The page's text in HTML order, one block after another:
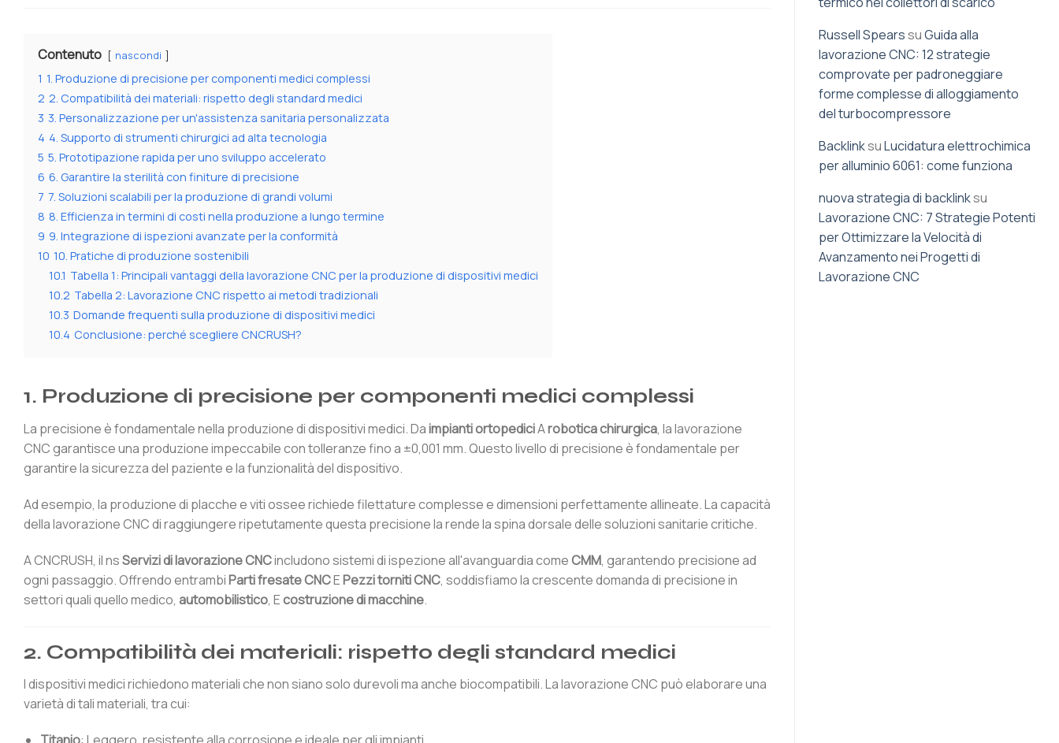
Contenuto nascondi
1 1. Produzione di precisione per componenti medici complessi
2 2. Compatibilità dei materiali: rispetto degli standard medici
3 3. Personalizzazione per un'assistenza sanitaria personalizzata
4 4. Supporto di strumenti chirurgici ad alta tecnologia
5 5. Prototipazione rapida per uno sviluppo accelerato
6 6. Garantire la sterilità con finiture di precisione
7 7. Soluzioni scalabili per la produzione di grandi volumi
8 8. Efficienza in termini di costi nella produzione a lungo termine
9 9. Integrazione di ispezioni avanzate per la conformità
10 10. Pratiche di produzione sostenibili
10.1 Tabella 1: Principali vantaggi della lavorazione CNC per la produzione di dispositivi medici
10.2 Tabella 2: Lavorazione CNC rispetto ai metodi tradizionali
10.3 Domande frequenti sulla produzione di dispositivi medici
10.4 Conclusione: perché scegliere CNCRUSH?
1. Produzione di precisione per componenti medici complessi
La precisione è fondamentale nella produzione di dispositivi medici. Daimpianti ortopediciArobotica chirurgica, la lavorazione
CNC garantisce una produzione impeccabile con tolleranze fino a ±0,001 mm. Questo livello di precisione è fondamentale per
garantire la sicurezza del paziente e la funzionalità del dispositivo.
Ad esempio, la produzione di placche e viti ossee richiede filettature complesse e dimensioni perfettamente allineate. La capacità
della lavorazione CNC di raggiungere ripetutamente questa precisione la rende la spina dorsale delle soluzioni sanitarie critiche.
A CNCRUSH, il nsServizi di lavorazione CNCincludono sistemi di ispezione all'avanguardia comeCMM, garantendo precisione ad
ogni passaggio. Offrendo entrambiParti fresate CNCEPezzi torniti CNC, soddisfiamo la crescente domanda di precisione in
settori quali quello medico, automobilistico, Ecostruzione di macchine.
2. Compatibilità dei materiali: rispetto degli standard medici
I dispositivi medici richiedono materiali che non siano solo durevoli ma anche biocompatibili. La lavorazione CNC può elaborare una
varietà di tali materiali, tra cui:
Russell SpearssuGuida alla
lavorazione CNC: 12 strategie
comprovate per padroneggiare
forme complesse di alloggiamento
del turbocompressore
BacklinksuLucidatura elettrochimica
per alluminio 6061: come funziona
nuova strategia di backlinksu
Lavorazione CNC: 7 Strategie Potenti
per Ottimizzare la Velocità di
Avanzamento nei Progetti di
Lavorazione CNC